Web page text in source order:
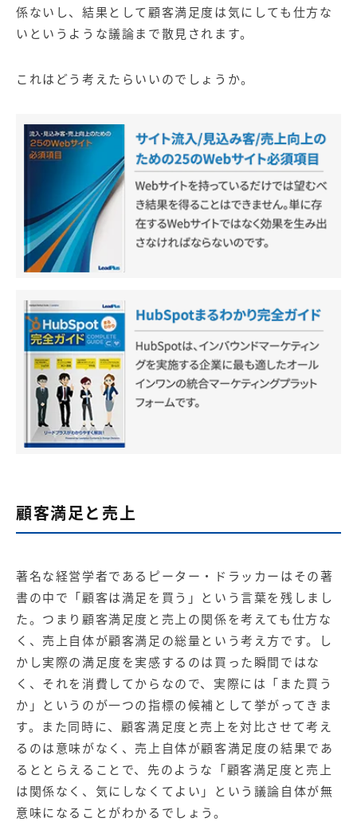
係ないし、結果として顧客満足度は気にしても仕方な
いというような議論まで散見されます。
これはどう考えたらいいのでしょうか。
顧客満足と売上
著名な経営学者であるピーター・ドラッカーはその著
書の中で「顧客は満足を買う」という言葉を残しまし
た。つまり顧客満足度と売上の関係を考えても仕方な
く、売上自体が顧客満足の総量という考え方です。し
かし実際の満足度を実感するのは買った瞬間ではな
く、それを消費してからなので、実際には「また買う
か」というのが一つの指標の候補として挙がってきま
す。また同時に、顧客満足度と売上を対比させて考え
るのは意味がなく、売上自体が顧客満足度の結果であ
るととらえることで、先のような「顧客満足度と売上
は関係なく、気にしなくてよい」という議論自体が無
意味になることがわかるでしょう。